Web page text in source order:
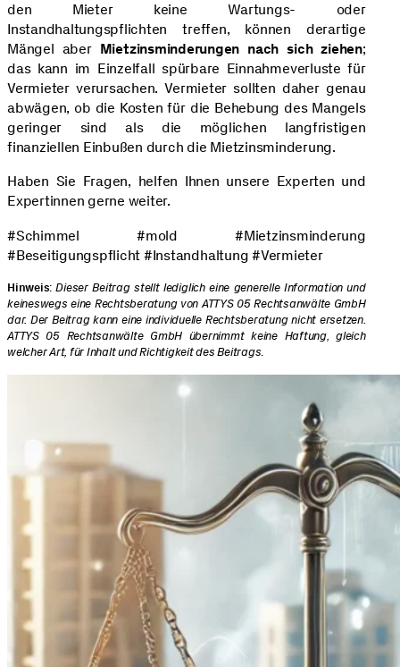
den Mieter keine Wartungs- oder
Instandhaltungspflichten treffen, können derartige
Mängel aber Mietzinsminderungen nach sich ziehen;
das kann im Einzelfall spürbare Einnahmeverluste für
Vermieter verursachen. Vermieter sollten daher genau
abwägen, ob die Kosten für die Behebung des Mangels
geringer sind als die möglichen langfristigen
finanziellen Einbußen durch die Mietzinsminderung.
Haben Sie Fragen, helfen Ihnen unsere Experten und
Expertinnen gerne weiter.
#Schimmel #mold #Mietzinsminderung
#Beseitigungspflicht #Instandhaltung #Vermieter
Hinweis:Dieser Beitrag stellt lediglich eine generelle Information und
keineswegs eine Rechtsberatung von ATTYS 05 Rechtsanwälte GmbH
dar. Der Beitrag kann eine individuelle Rechtsberatung nicht ersetzen.
ATTYS 05 Rechtsanwälte GmbH übernimmt keine Haftung, gleich
welcher Art, für Inhalt und Richtigkeit des Beitrags